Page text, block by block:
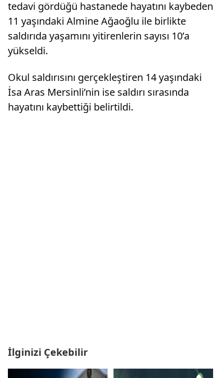
tedavi gördüğü hastanede hayatını kaybeden
11 yaşındaki Almine Ağaoğlu ile birlikte
saldırıda yaşamını yitirenlerin sayısı 10’a
yükseldi.
Okul saldırısını gerçekleştiren 14 yaşındaki
İsa Aras Mersinli’nin ise saldırı sırasında
hayatını kaybettiği belirtildi.
İlginizi Çekebilir